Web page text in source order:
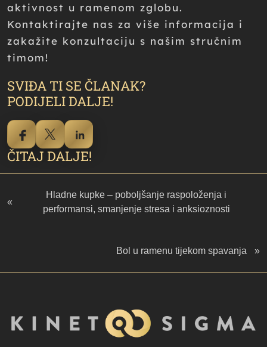
aktivnost u ramenom zglobu.
Kontaktirajte nas za više informacija i
zakažite konzultaciju s našim stručnim
timom!
SVIĐA TI SE ČLANAK?
PODIJELI DALJE!
ČITAJ DALJE!
«
Hladne kupke – poboljšanje raspoloženja i
performansi, smanjenje stresa i anksioznosti
Bol u ramenu tijekom spavanja »